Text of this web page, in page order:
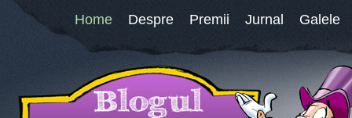
Home Despre Premii Jurnal Galele